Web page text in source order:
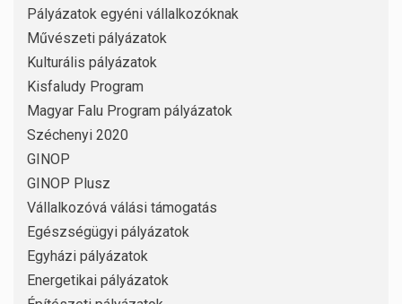
Pályázatok egyéni vállalkozóknak
Művészeti pályázatok
Kulturális pályázatok
Kisfaludy Program
Magyar Falu Program pályázatok
Széchenyi 2020
GINOP
GINOP Plusz
Vállalkozóvá válási támogatás
Egészségügyi pályázatok
Egyházi pályázatok
Energetikai pályázatok